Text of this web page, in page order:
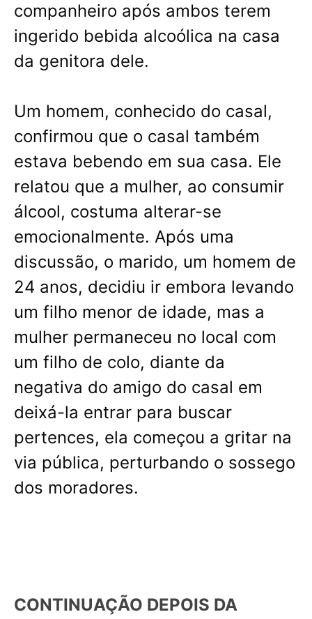
companheiro após ambos terem
ingerido bebida alcoólica na casa
da genitora dele.
Um homem, conhecido do casal,
confirmou que o casal também
estava bebendo em sua casa. Ele
relatou que a mulher, ao consumir
álcool, costuma alterar-se
emocionalmente. Após uma
discussão, o marido, um homem de
24 anos, decidiu ir embora levando
um filho menor de idade, mas a
mulher permaneceu no local com
um filho de colo, diante da
negativa do amigo do casal em
deixá-la entrar para buscar
pertences, ela começou a gritar na
via pública, perturbando o sossego
dos moradores.
CONTINUAÇÃO DEPOIS DA